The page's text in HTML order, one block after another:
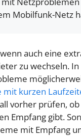
Mobilfunk-Netz
auch eine
zu wechseln.
mit kurzen
vorher prüfen,
Empfang gibt.
mit Empfang